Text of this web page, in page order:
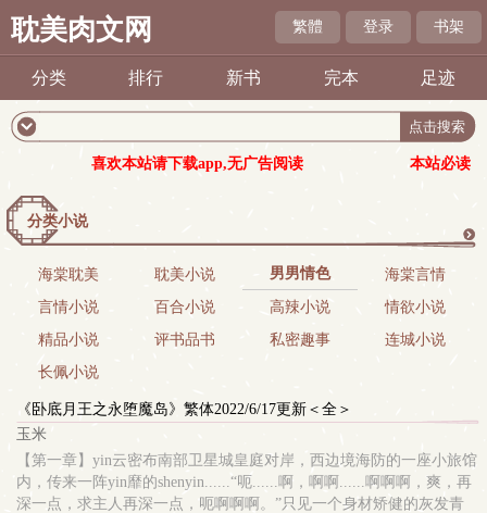
耽美肉文网 繁體 登录 书架
分类 排行 新书 完本 足迹
喜欢本站请下载app,无广告阅读 本站必读
分类小说
海棠耽美 耽美小说 男男情色
海棠言情
言情小说
百合小说 高辣小说
情欲小说
精品小说
评书品书 私密趣事
连城小说
长佩小说
《卧底月王之永堕魔岛》繁体2022/6/17更新＜全＞
玉米
【第一章】yin云密布南部卫星城皇庭对岸，西边境海防的一座小旅馆
内，传来一阵yin靡的shenyin......“呃......啊，啊啊......啊啊啊，爽，再
深一点，求主人再深一点，呃啊啊啊。”只见一个身材矫健的灰发青